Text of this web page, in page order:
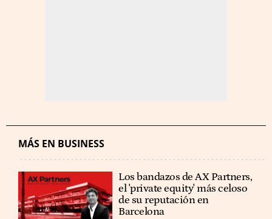
MÁS EN BUSINESS
Los bandazos de AX Partners,
el 'private equity' más celoso
de su reputación en
Barcelona